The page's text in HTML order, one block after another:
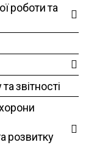
роботи та
звітності
розвитку